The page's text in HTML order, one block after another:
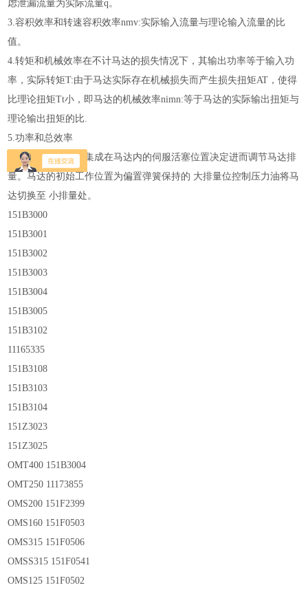
虑泄漏流量为实际流量q。
3.容积效率和转速容积效率nmv:实际输入流量与理论输入流量的比
值。
4.转矩和机械效率在不计马达的损失情况下，其输出功率等于输入功
率，实际转矩T:由于马达实际存在机械损失而产生损失扭矩AT，使得
比理论扭矩Tt小，即马达的机械效率nimn:等于马达的实际输出扭矩与
理论输出扭矩的比.
5.功率和总效率
马达科盘的角度由集成在马达内的伺服活塞位置决定进而调节马达排
量。马达的初始工作位置为偏置弹簧保持的 大排量位控制压力油将马
达切换至 小排量处。
151B3000
151B3001
151B3002
151B3003
151B3004
151B3005
151B3102
11165335
151B3108
151B3103
151B3104
151Z3023
151Z3025
OMT400 151B3004
OMT250 11173855
OMS200 151F2399
OMS160 151F0503
OMS315 151F0506
OMSS315 151F0541
OMS125 151F0502